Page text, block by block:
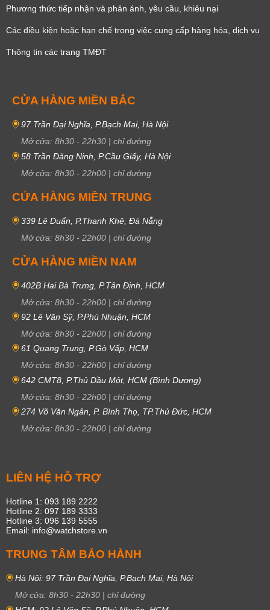
Phương thức tiếp nhận và phản ánh, yêu cầu, khiêu nại
Các điều kiện hoặc hạn chế trong việc cung cấp hàng hóa, dịch vụ
Thông tin các trang TMĐT
CỬA HÀNG MIỀN BẮC
97 Trần Đại Nghĩa, P.Bạch Mai, Hà Nội
Mở cửa: 8h30 - 22h30 | chỉ đường
58 Trần Đăng Ninh, P.Cầu Giấy, Hà Nội
Mở cửa: 8h30 - 22h00 | chỉ đường
CỬA HÀNG MIỀN TRUNG
339 Lê Duẩn, P.Thanh Khê, Đà Nẵng
Mở cửa: 8h30 - 22h00 | chỉ đường
CỬA HÀNG MIỀN NAM
402B Hai Bà Trưng, P.Tân Định, HCM
Mở cửa: 8h30 - 22h00 | chỉ đường
92 Lê Văn Sỹ, P.Phú Nhuận, HCM
Mở cửa: 8h30 - 22h00 | chỉ đường
61 Quang Trung, P.Gò Vấp, HCM
Mở cửa: 8h30 - 22h00 | chỉ đường
642 CMT8, P.Thủ Dầu Một, HCM (Bình Dương)
Mở cửa: 8h30 - 22h00 | chỉ đường
274 Võ Văn Ngân, P. Bình Thọ, TP.Thủ Đức, HCM
Mở cửa: 8h30 - 22h00 | chỉ đường
LIÊN HỆ HỖ TRỢ
Hotline 1: 093 189 2222
Hotline 2: 097 189 3333
Hotline 3: 096 139 5555
Email: info@watchstore.vn
TRUNG TÂM BẢO HÀNH
Hà Nội: 97 Trần Đại Nghĩa, P.Bạch Mai, Hà Nội
Mở cửa: 8h30 - 22h30 | chỉ đường